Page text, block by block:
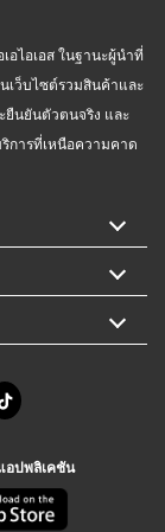
อไอเอส ในฐานะผู้นำที่
ว็บไซต์รวมสินค้าและ
ยืนยันตัวตนจริง และ
การที่เหนือความคาด
ปพลิเคชัน